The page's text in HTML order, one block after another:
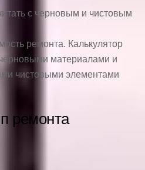
с черновым и чистовым
ремонта. Калькулятор
материалами и
чистовыми элементами
ремонта